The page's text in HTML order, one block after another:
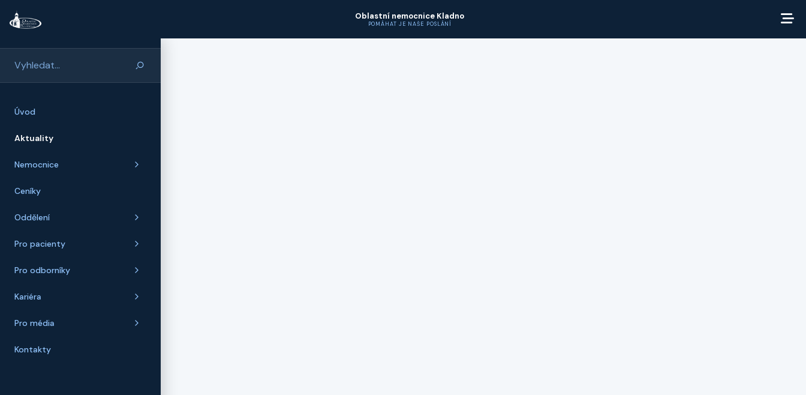
Oblastní nemocnice Kladno
POMÁHAT JE NAŠE POSLÁNÍ
Úvod
Aktuality
Nemocnice
Ceníky
Oddělení
Pro pacienty
Pro odborníky
Kariéra
Pro média
Kontakty